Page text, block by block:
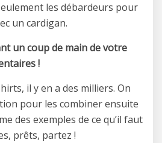
les débardeurs pour
un cardigan.
un coup de main de votre
!
il y en a des milliers. On
pour les combiner ensuite
des exemples de ce qu’il faut
prêts, partez !